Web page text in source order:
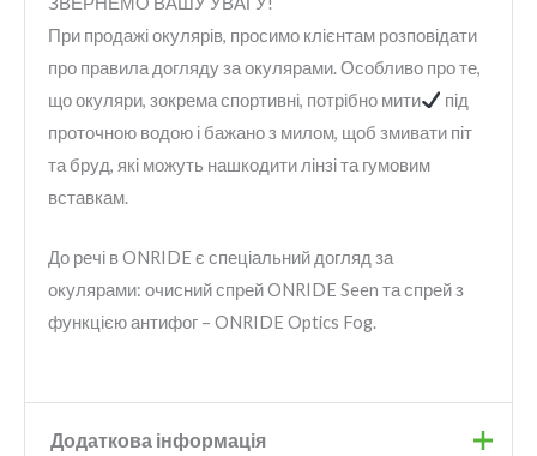
При продажі окулярів, просимо клієнтам розповідати
про правила догляду за окулярами. Особливо про те,
що окуляри, зокрема спортивні, потрібно мити
під
проточною водою і бажано з милом, щоб змивати піт
та бруд, які можуть нашкодити лінзі та гумовим
вставкам.
До речі в ONRIDE є спеціальний догляд за
окулярами: очисний спрей ONRIDE Seen та спрей з
функцією антифог – ONRIDE Optics Fog.
Додаткова інформація